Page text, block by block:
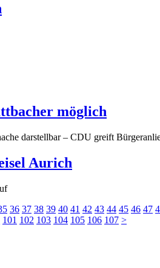
möglich
darstellbar – CDU greift
Aurich
36 37 38 39 40 41 42 43 44 45 46 47
101 102 103 104 105 106 107 >